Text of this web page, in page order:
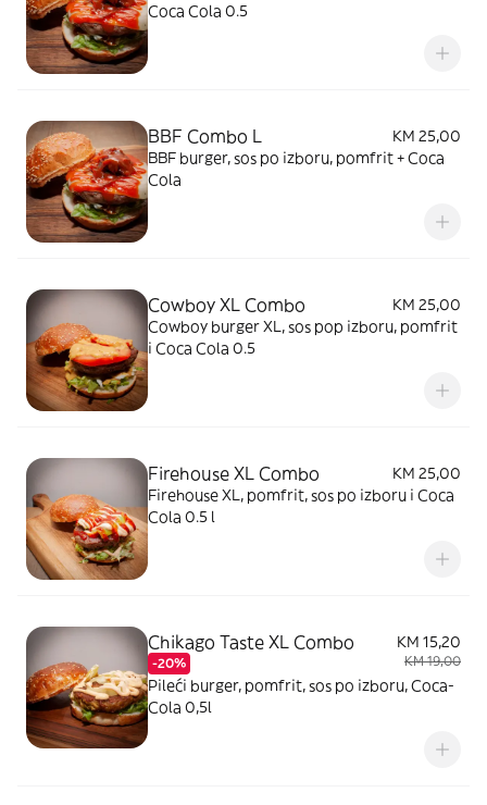
Coca Cola 0.5
BBF Combo L
KM 25,00
BBF burger, sos po izboru, pomfrit + Coca
Cola
Cowboy XL Combo
KM 25,00
Cowboy burger XL, sos pop izboru, pomfrit
i Coca Cola 0.5
Firehouse XL Combo
KM 25,00
Firehouse XL, pomfrit, sos po izboru i Coca
Cola 0.5 l
Chikago Taste XL Combo
-20%
KM 15,20
KM 19,00
Pileći burger, pomfrit, sos po izboru, Coca-
Cola 0,5l